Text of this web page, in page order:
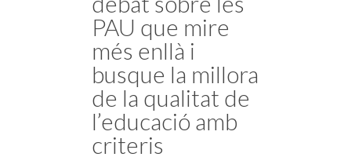
PAU que mire
més enllà i
busque la millora
de la qualitat de
l’educació amb
criteris